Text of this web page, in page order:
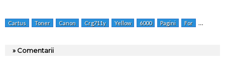
Cartus Toner Canon Crg711y Yellow 6000 Pagini For Lbp
» Comentarii